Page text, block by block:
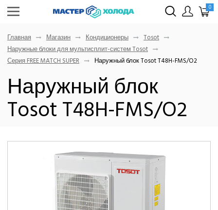
0
Главная Магазин Кондиционеры
Tosot
Наружные блоки для мультисплит-систем Tosot
Серия FREE MATCH SUPER
Наружный блок Tosot T48H-FMS/O2
Наружный блок
Tosot T48H-FMS/O2